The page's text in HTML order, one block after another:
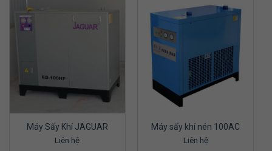
Máy Sấy Khí JAGUAR
Liên hệ
Máy sấy khí nén 100AC
Liên hệ